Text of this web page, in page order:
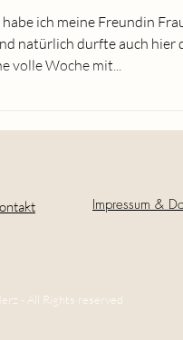
habe ich meine Freundin
natürlich durfte auch hier
volle Woche mit...
Impressum &
- All Rights reserved